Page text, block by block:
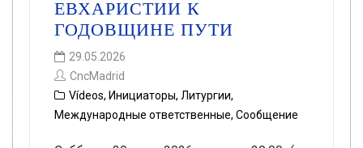
ЕВХАРИСТИИ К
ГОДОВЩИНЕ ПУТИ
29.05.2026
CncMadrid
Vídeos, Инициаторы, Литургии,
Международные ответственные, Сообщение